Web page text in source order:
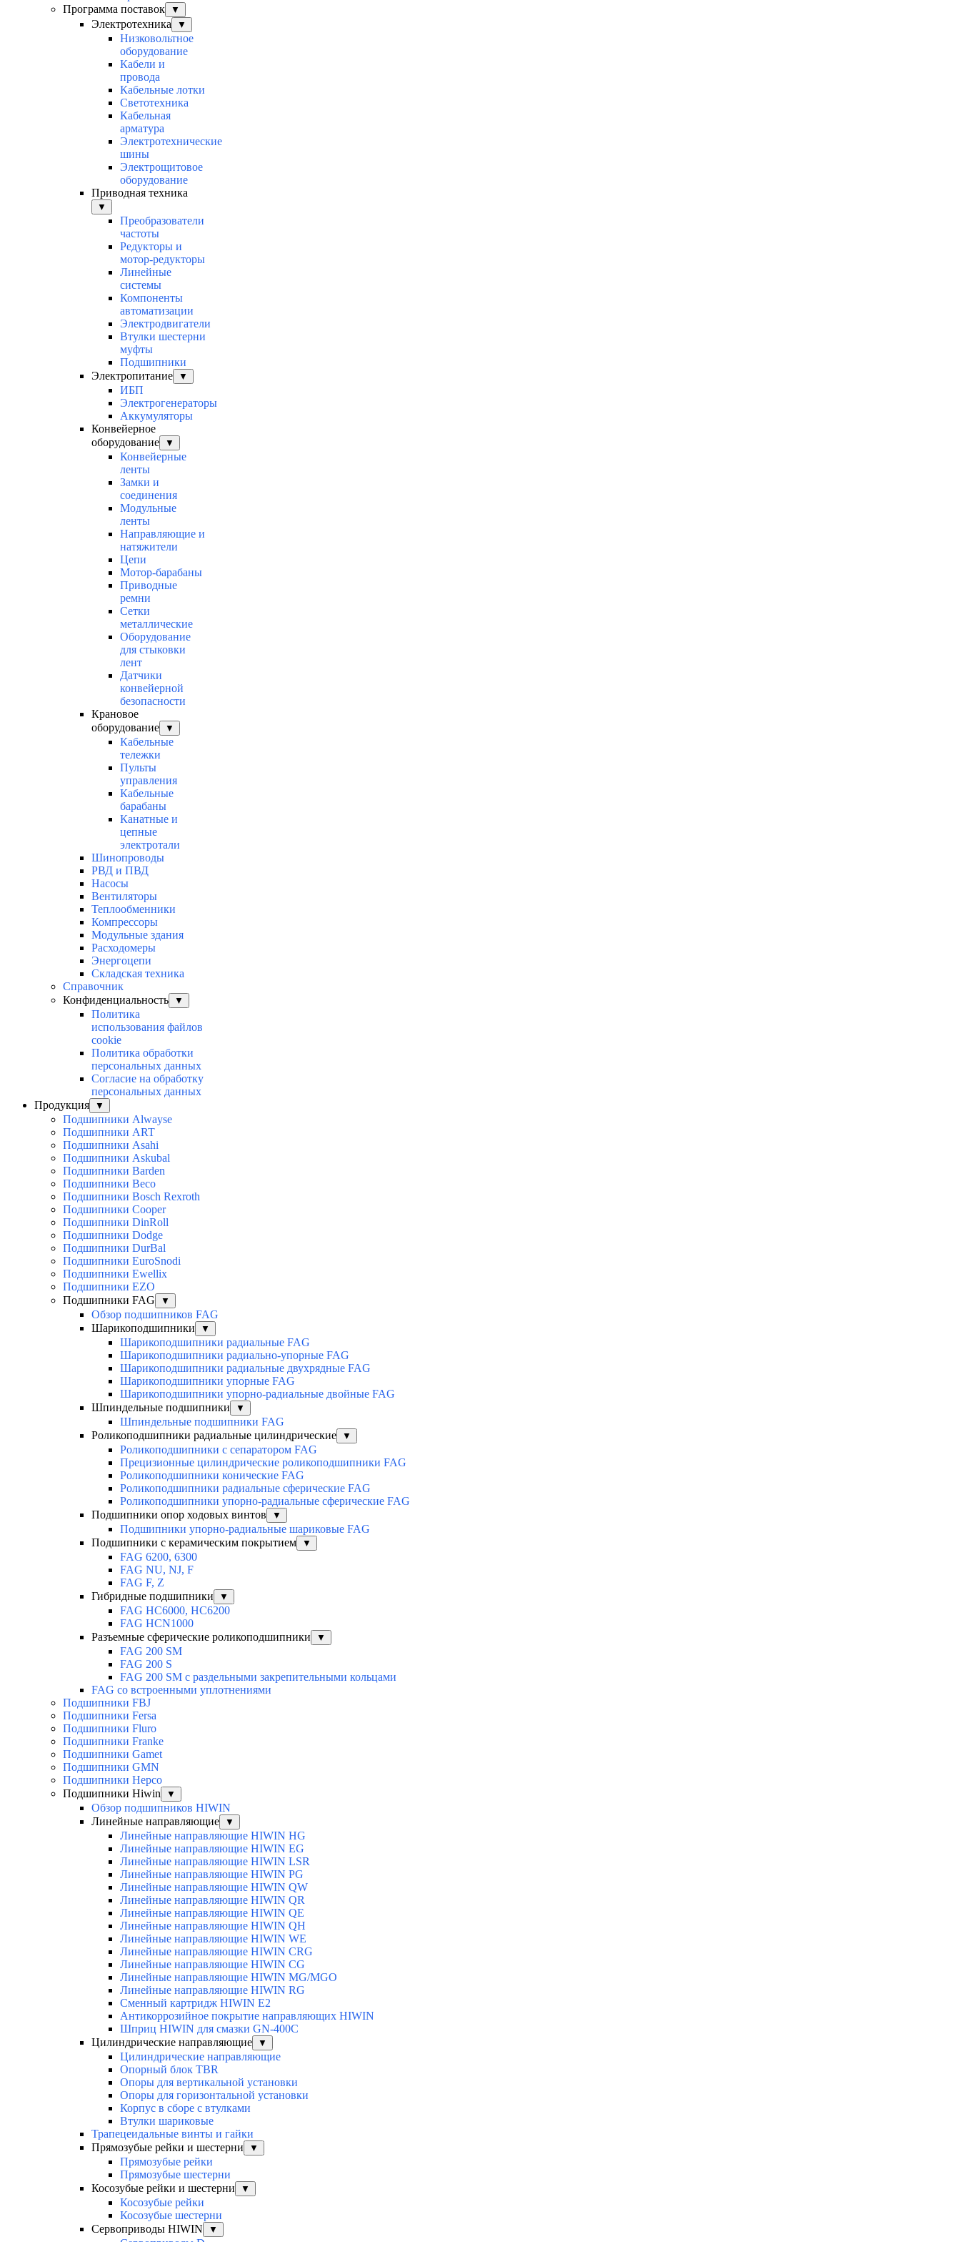
Программа поставок
▼
Электротехника ▼
Низковольтное
оборудование
Кабели и
провода
Кабельные лотки
Светотехника
Кабельная
арматура
Электротехнические
шины
Электрощитовое
оборудование
Приводная техника
▼
Преобразователи
частоты
Редукторы и
мотор-редукторы
Линейные
системы
Компоненты
автоматизации
Электродвигатели
Втулки шестерни
муфты
Подшипники
Электропитание
▼
ИБП
Электрогенераторы
Аккумуляторы
Конвейерное
оборудование
▼
Конвейерные
ленты
Замки и
соединения
Модульные
ленты
Направляющие и
натяжители
Цепи
Мотор-барабаны
Приводные
ремни
Сетки
металлические
Оборудование
для стыковки
лент
Датчики
конвейерной
безопасности
Крановое
оборудование
▼
Кабельные
тележки
Пульты
управления
Кабельные
барабаны
Канатные и
цепные
электротали
Шинопроводы
РВД и ПВД
Насосы
Вентиляторы
Теплообменники
Компрессоры
Модульные здания
Расходомеры
Энергоцепи
Складская техника
Справочник
Конфиденциальность
▼
Политика
использования файлов
cookie
Политика обработки
персональных данных
Согласие на обработку
персональных данных
Продукция
▼
Подшипники Alwayse
Подшипники ART
Подшипники Asahi
Подшипники Askubal
Подшипники Barden
Подшипники Beco
Подшипники Bosch Rexroth
Подшипники Cooper
Подшипники DinRoll
Подшипники Dodge
Подшипники DurBal
Подшипники EuroSnodi
Подшипники Ewellix
Подшипники EZO
Подшипники FAG
▼
Обзор подшипников FAG
Шарикоподшипники
▼
Шарикоподшипники радиальные FAG
Шарикоподшипники радиально-упорные FAG
Шарикоподшипники радиальные двухрядные FAG
Шарикоподшипники упорные FAG
Шарикоподшипники упорно-радиальные двойные FAG
Шпиндельные подшипники
▼
Шпиндельные подшипники FAG
Роликоподшипники радиальные цилиндрические
▼
Роликоподшипники с сепаратором FAG
Прецизионные цилиндрические роликоподшипники FAG
Роликоподшипники конические FAG
Роликоподшипники радиальные сферические FAG
Роликоподшипники упорно-радиальные сферические FAG
Подшипники опор ходовых винтов
▼
Подшипники упорно-радиальные шариковые FAG
Подшипники с керамическим покрытием
▼
FAG 6200, 6300
FAG NU, NJ, F
FAG F, Z
Гибридные подшипники
▼
FAG HC6000, HC6200
FAG HCN1000
Разъемные сферические роликоподшипники
▼
FAG 200 SM
FAG 200 S
FAG 200 SM с раздельными закрепительными кольцами
FAG со встроенными уплотнениями
Подшипники FBJ
Подшипники Fersa
Подшипники Fluro
Подшипники Franke
Подшипники Gamet
Подшипники GMN
Подшипники Hepco
Подшипники Hiwin
▼
Обзор подшипников HIWIN
Линейные направляющие
▼
Линейные направляющие HIWIN HG
Линейные направляющие HIWIN EG
Линейные направляющие HIWIN LSR
Линейные направляющие HIWIN PG
Линейные направляющие HIWIN QW
Линейные направляющие HIWIN QR
Линейные направляющие HIWIN QE
Линейные направляющие HIWIN QH
Линейные направляющие HIWIN WE
Линейные направляющие HIWIN CRG
Линейные направляющие HIWIN CG
Линейные направляющие HIWIN MG/MGO
Линейные направляющие HIWIN RG
Сменный картридж HIWIN E2
Антикоррозийное покрытие направляющих HIWIN
Шприц HIWIN для смазки GN-400C
Цилиндрические направляющие
▼
Цилиндрические направляющие
Опорный блок TBR
Опоры для вертикальной установки
Опоры для горизонтальной установки
Корпус в сборе с втулками
Втулки шариковые
Трапецеидальные винты и гайки
Прямозубые рейки и шестерни
▼
Прямозубые рейки
Прямозубые шестерни
Косозубые рейки и шестерни
▼
Косозубые рейки
Косозубые шестерни
Сервоприводы HIWIN
▼